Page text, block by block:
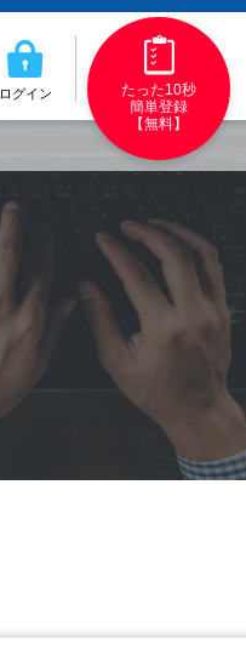
ログイン
たった10秒
簡単登録
【無料】